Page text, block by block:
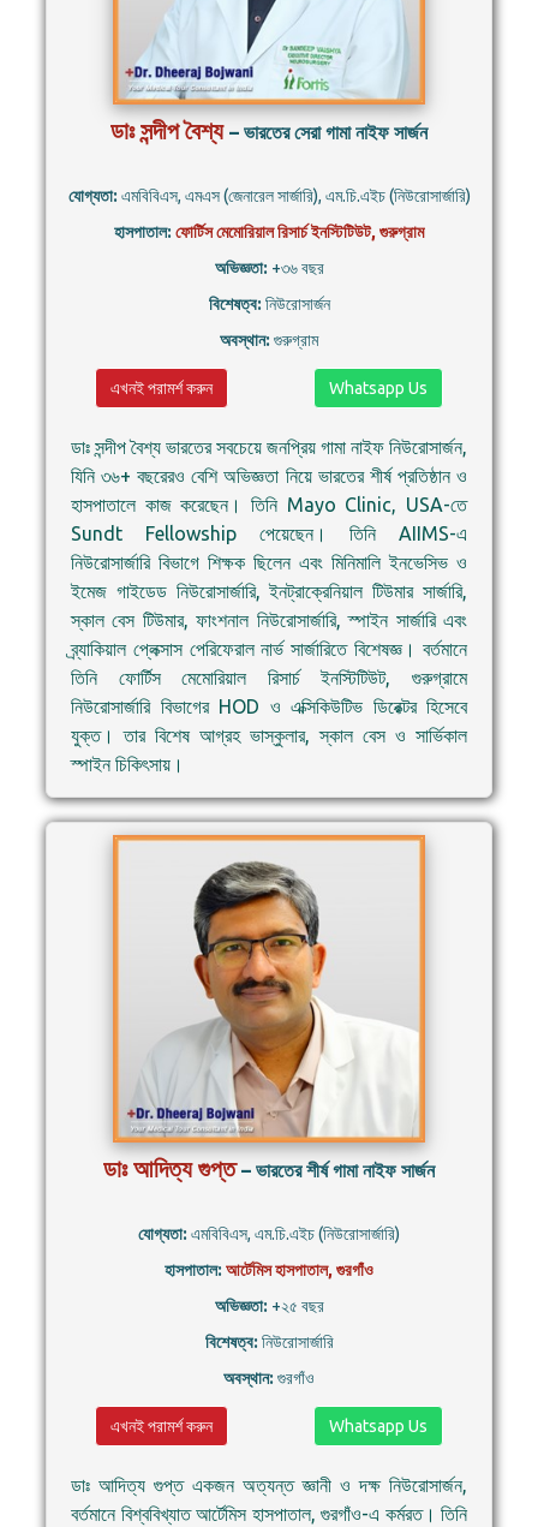
ডাঃ সন্দীপ বৈশ্য – ভারতের সেরা গামা নাইফ সার্জন
যোগ্যতা: এমবিবিএস, এমএস (জেনারেল সার্জারি), এম.চি.এইচ (নিউরোসার্জারি)
হাসপাতাল: ফোর্টিস মেমোরিয়াল রিসার্চ ইনস্টিটিউট, গুরুগ্রাম
অভিজ্ঞতা: +৩৬ বছর
বিশেষত্ব: নিউরোসার্জন
অবস্থান: গুরুগ্রাম
এখনই পরামর্শ করুন Whatsapp Us
ডাঃ সন্দীপ বৈশ্য ভারতের সবচেয়ে জনপ্রিয় গামা নাইফ নিউরোসার্জন,
যিনি ৩৬+ বছরেরও বেশি অভিজ্ঞতা নিয়ে ভারতের শীর্ষ প্রতিষ্ঠান ও
হাসপাতালে কাজ করেছেন। তিনি Mayo Clinic, USA-তে
Sundt Fellowship পেয়েছেন। তিনি AIIMS-এ
নিউরোসার্জারি বিভাগে শিক্ষক ছিলেন এবং মিনিমালি ইনভেসিভ ও
ইমেজ গাইডেড নিউরোসার্জারি, ইনট্রাক্রেনিয়াল টিউমার সার্জারি,
স্কাল বেস টিউমার, ফাংশনাল নিউরোসার্জারি, স্পাইন সার্জারি এবং
ব্র্যাকিয়াল প্লেক্সাস পেরিফেরাল নার্ভ সার্জারিতে বিশেষজ্ঞ। বর্তমানে
তিনি ফোর্টিস মেমোরিয়াল রিসার্চ ইনস্টিটিউট, গুরুগ্রামে
নিউরোসার্জারি বিভাগের HOD ও এক্সিকিউটিভ ডিরেক্টর হিসেবে
যুক্ত। তার বিশেষ আগ্রহ ভাস্কুলার, স্কাল বেস ও সার্ভিকাল
স্পাইন চিকিৎসায়।
ডাঃ আদিত্য গুপ্ত– ভারতের শীর্ষ গামা নাইফ সার্জন
যোগ্যতা: এমবিবিএস, এম.চি.এইচ (নিউরোসার্জারি)
হাসপাতাল: আর্টেমিস হাসপাতাল, গুরগাঁও
অভিজ্ঞতা: +২৫ বছর
বিশেষত্ব: নিউরোসার্জারি
অবস্থান: গুরগাঁও
এখনই পরামর্শ করুন Whatsapp Us
ডাঃ আদিত্য গুপ্ত একজন অত্যন্ত জ্ঞানী ও দক্ষ নিউরোসার্জন,
বর্তমানে বিশ্ববিখ্যাত আর্টেমিস হাসপাতাল, গুরগাঁও-এ কর্মরত। তিনি